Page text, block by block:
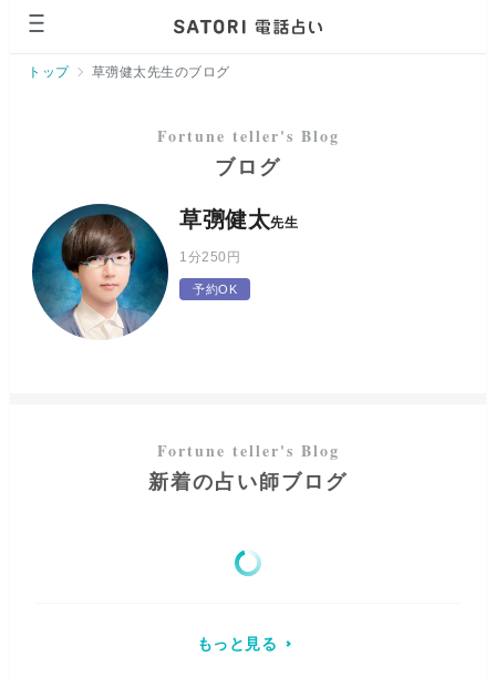
トップ 草彅健太先生のブログ
ブログ
草彅健太先生
1分250円
予約OK
新着の占い師ブログ
もっと見る